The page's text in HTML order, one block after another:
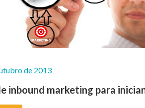
de 2013
inbound marketing para